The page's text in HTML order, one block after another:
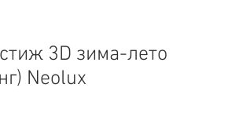
3D зима-лето
Neolux